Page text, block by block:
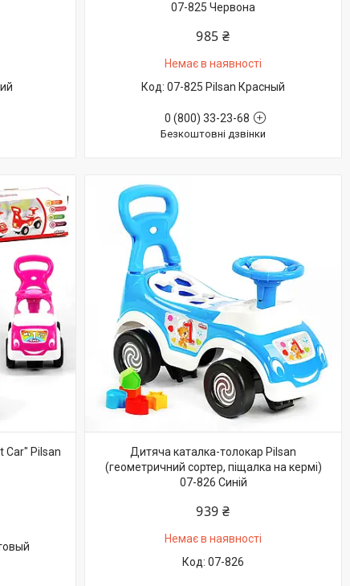
07-825 Червона
985 ₴
Немає в наявності
07-825 Pilsan Красный
0 (800) 33-23-68
Безкоштовні дзвінки
Car" Pilsan
Дитяча каталка-толокар Pilsan
(геометричний сортер, піщалка на кермі)
07-826 Синій
939 ₴
Немає в наявності
07-826